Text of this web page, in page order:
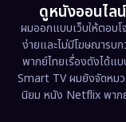
Emotional
Epic มหากาพย์
Erotic
ดูหนังออนไล
ผมออกแบบเว็บให้ตอบ
ง่ายและไม่มีโฆษณารบ
พากย์ไทยเรื่องดังได้แ
Smart TV ผมยังจัดหมว
นิยม หนัง Netflix พาก